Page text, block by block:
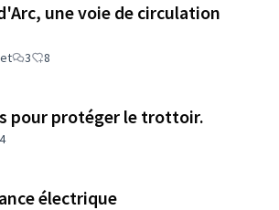
une voie de circulation
3 8
pour protéger le trottoir.
4
électrique